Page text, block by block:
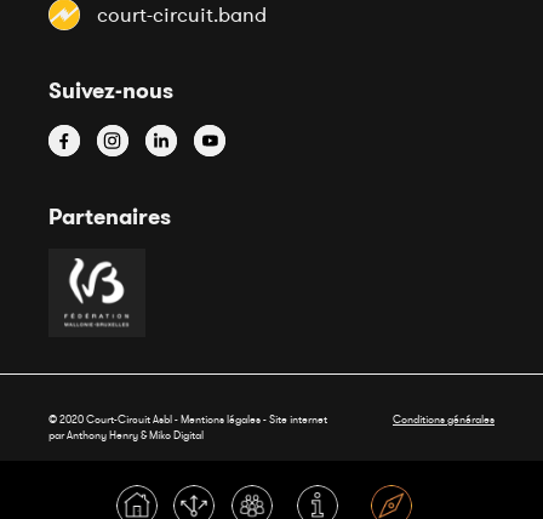
court-circuit.band
Suivez-nous
Partenaires
© 2020 Court-Circuit Asbl - Mentions légales - Site internet
par Anthony Henry &Miko Digital
Conditions générales